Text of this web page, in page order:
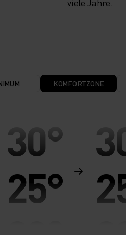
KOMFORTZONE
30°
25°